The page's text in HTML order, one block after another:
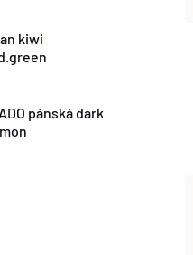
kiwi
pánská dark